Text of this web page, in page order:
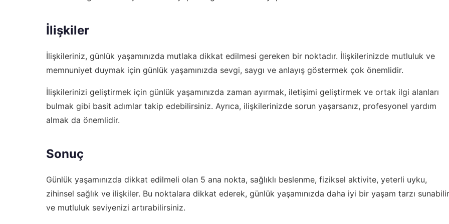
İlişkiler
İlişkileriniz, günlük yaşamınızda mutlaka dikkat edilmesi gereken bir noktadır. İlişkilerinizde mutluluk ve
memnuniyet duymak için günlük yaşamınızda sevgi, saygı ve anlayış göstermek çok önemlidir.
İlişkilerinizi geliştirmek için günlük yaşamınızda zaman ayırmak, iletişimi geliştirmek ve ortak ilgi alanları
bulmak gibi basit adımlar takip edebilirsiniz. Ayrıca, ilişkilerinizde sorun yaşarsanız, profesyonel yardım
almak da önemlidir.
Sonuç
Günlük yaşamınızda dikkat edilmeli olan 5 ana nokta, sağlıklı beslenme, fiziksel aktivite, yeterli uyku,
zihinsel sağlık ve ilişkiler. Bu noktalara dikkat ederek, günlük yaşamınızda daha iyi bir yaşam tarzı sunabilir
ve mutluluk seviyenizi artırabilirsiniz.